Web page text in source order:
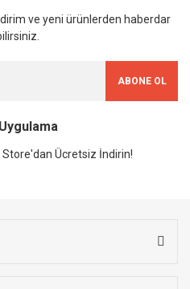
ve yeni ürünlerden haberdar
ABONE OL
Ücretsiz İndirin!